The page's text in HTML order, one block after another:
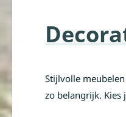
Stijlvolle
zo belangrijk. Kies